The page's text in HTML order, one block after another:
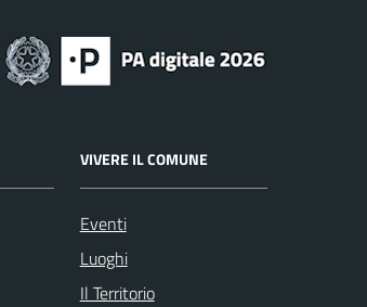
VIVERE IL COMUNE
Eventi
Luoghi
Il Territorio